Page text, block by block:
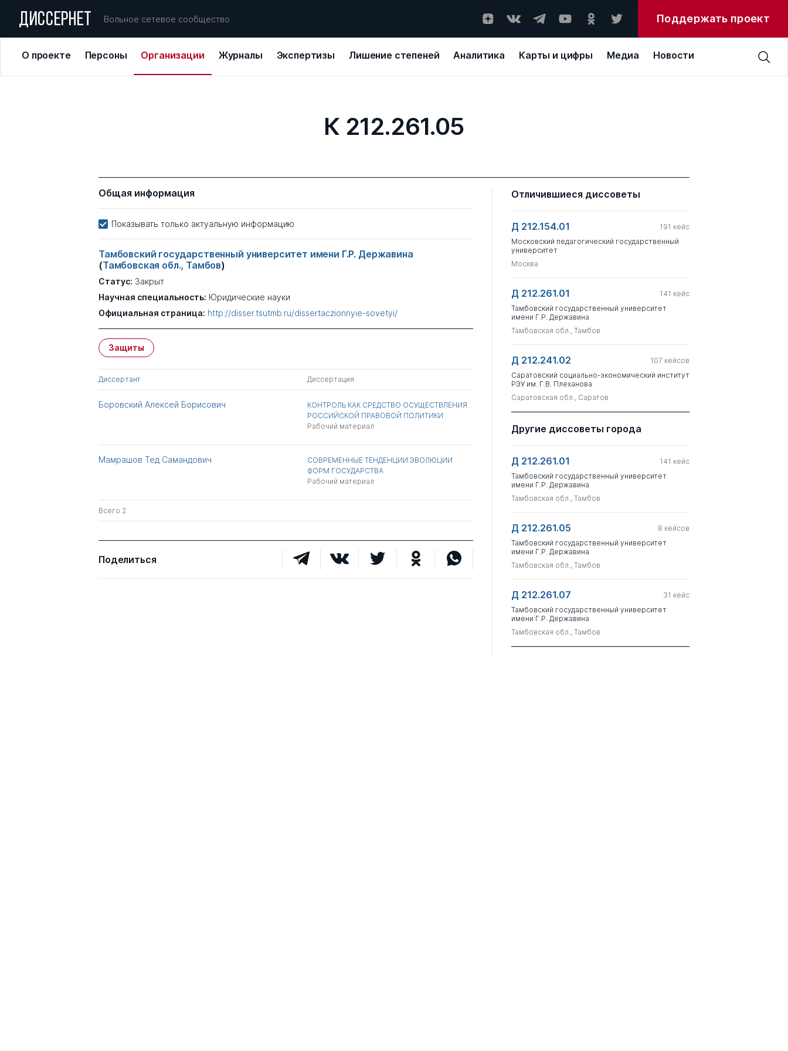
ДИССЕРНЕТ Вольное сетевое сообщество Поддержать проект
О проекте Персоны Организации Журналы Экспертизы Лишение степеней Аналитика Карты и цифры Медиа Новости
К 212.261.05
Общая информация
Показывать только актуальную информацию
Тамбовский государственный университет имени Г.Р. Державина
(Тамбовская обл., Тамбов)
Статус: Закрыт
Научная специальность: Юридические науки
Официальная страница: http://disser.tsutmb.ru/dissertaczionnyie-sovetyi/
Защиты
Диссертант Диссертация
Боровский Алексей Борисович
КОНТРОЛЬ КАК СРЕДСТВО ОСУЩЕСТВЛЕНИЯ
РОССИЙСКОЙ ПРАВОВОЙ ПОЛИТИКИ
Рабочий материал
Мамрашов Тед Самандович
СОВРЕМЕННЫЕ ТЕНДЕНЦИИ ЭВОЛЮЦИИ
ФОРМ ГОСУДАРСТВА
Рабочий материал
Всего 2
Поделиться
Отличившиеся диссоветы
Д 212.154.01 191 кейс
Московский педагогический государственный
университет
Москва
Д 212.261.01 141 кейс
Тамбовский государственный университет
имени Г.Р. Державина
Тамбовская обл., Тамбов
Д 212.241.02 107 кейсов
Саратовский социально-экономический институт
РЭУ им. Г.В. Плеханова
Саратовская обл., Саратов
Другие диссоветы города
Д 212.261.01 141 кейс
Тамбовский государственный университет
имени Г.Р. Державина
Тамбовская обл., Тамбов
Д 212.261.05 8 кейсов
Тамбовский государственный университет
имени Г.Р. Державина
Тамбовская обл., Тамбов
Д 212.261.07 31 кейс
Тамбовский государственный университет
имени Г.Р. Державина
Тамбовская обл., Тамбов